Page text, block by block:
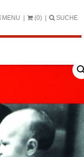
MENU (0) SUCHE